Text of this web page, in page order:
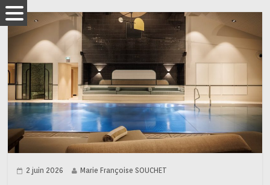
2 juin 2026 Marie Françoise SOUCHET